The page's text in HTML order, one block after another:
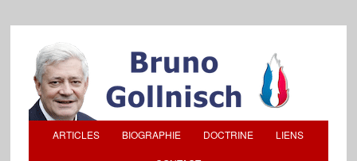
ARTICLES BIOGRAPHIE DOCTRINE LIENS